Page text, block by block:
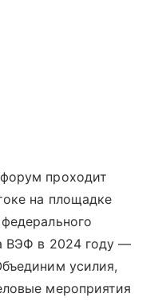
проходит
на площадке
ВЭФ в 2024 году —
усилия,
мероприятия